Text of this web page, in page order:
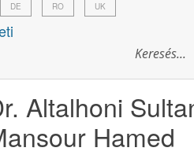
DE RO UK
Altalhoni
Hamed